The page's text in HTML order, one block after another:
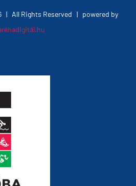
| All Rights Reserved | powered by